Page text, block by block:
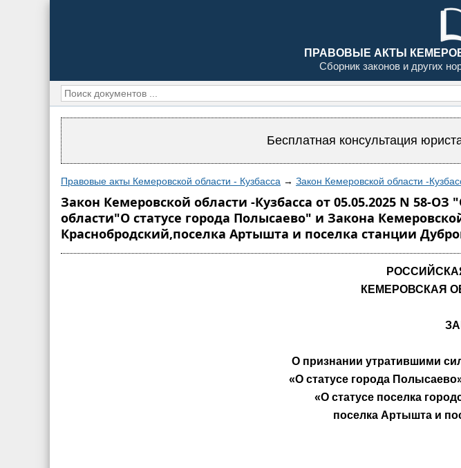
ПРАВОВЫЕ АКТЫ
Сборник законов и других
Бесплатная консультация
Правовые акты Кемеровской области - Кузбасса → Закон Кемеровской области -
Закон Кемеровской области -Кузбасса от 05.05.2025 N 58-
области"О статусе города Полысаево" и Закона
Краснобродский,поселка Артышта и поселка станции
КЕМЕРОВСКАЯ
О признании утратившими
«О статусе города
«О статусе поселка
поселка Артышта и